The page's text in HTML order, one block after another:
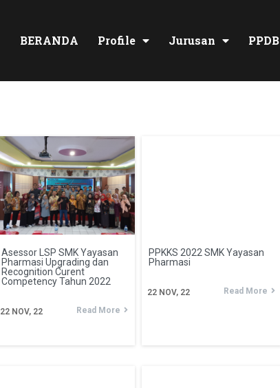
BERANDA Profile Jurusan PPDB
Asessor LSP SMK Yayasan
Pharmasi Upgrading dan
Recognition Curent
Competency Tahun 2022
22 NOV, 22 Read More
PPKKS 2022 SMK Yayasan
Pharmasi
22 NOV, 22 Read More